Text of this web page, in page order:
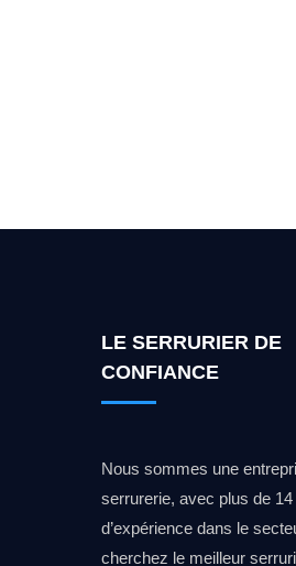
LE SERRURIER DE
CONFIANCE
Nous sommes une
serrurerie, avec plus de 14
d’expérience dans le
cherchez le meilleur